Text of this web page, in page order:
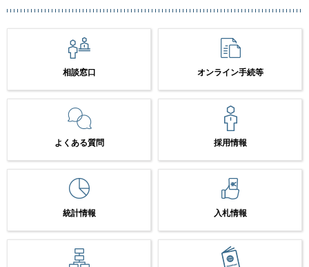
相談窓口 オンライン手続等
よくある質問 採用情報
統計情報 入札情報